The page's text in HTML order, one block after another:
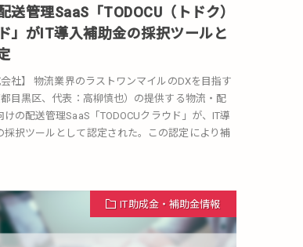
送管理SaaS「TODOCU（トドク）
」がIT導入補助金の採択ツールと
会社】 物流業界のラストワンマイルのDXを目指す
目黒区、代表：高柳慎也）の提供する物流・配
けの配送管理SaaS「TODOCUクラウド」が、IT導
採択ツールとして認定された。この認定により補
IT助成金・補助金情報